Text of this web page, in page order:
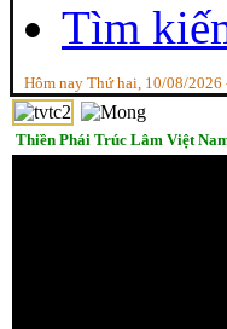
Tìm
Hôm nay Thứ hai, 10/08/2026
Thiền Phái Trúc Lâm Việt